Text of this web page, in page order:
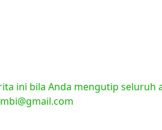
ini bila Anda mengutip seluruh